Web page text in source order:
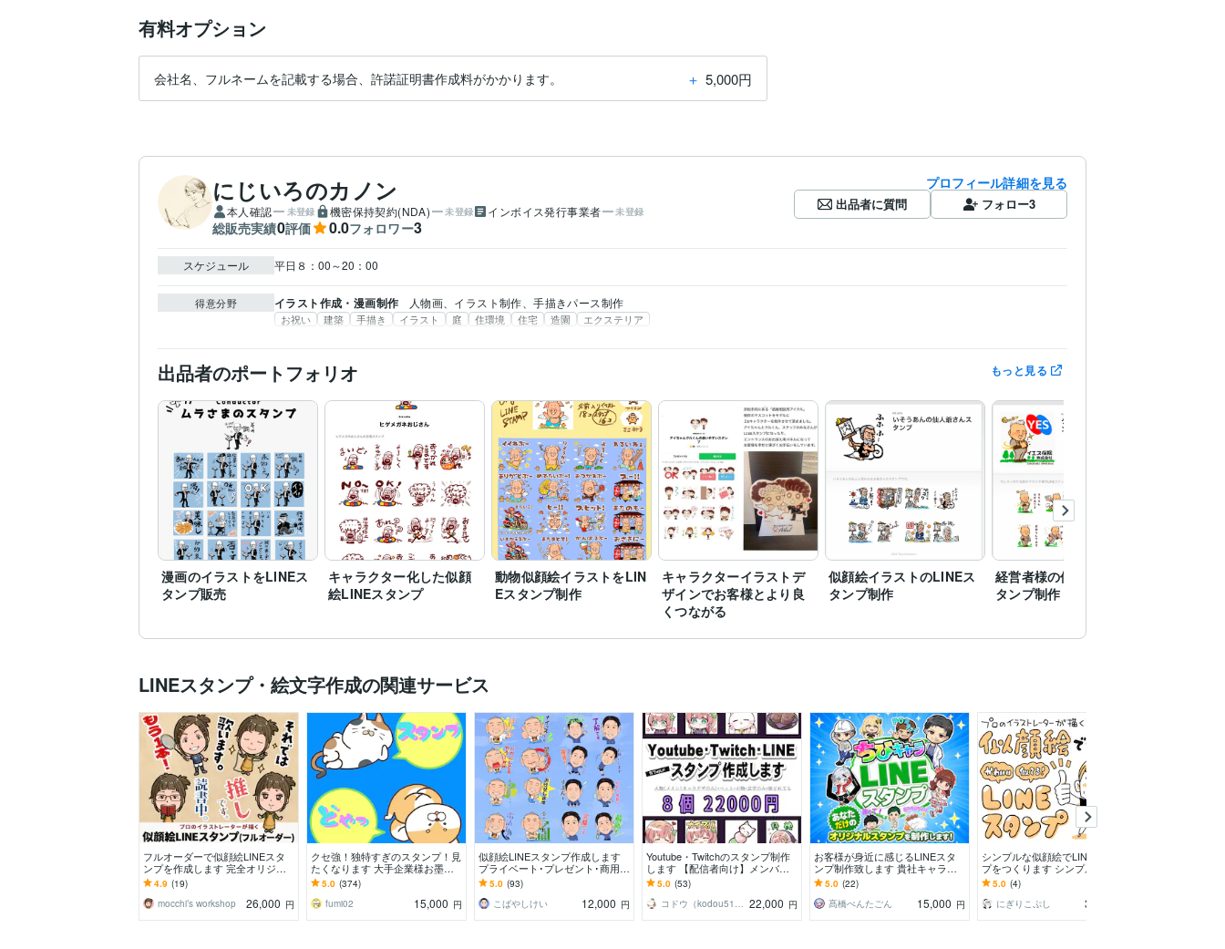
有料オプション
会社名、フルネームを記載する場合、許諾証明書作成料がかかります。 ＋ 5,000円
にじいろのカノン
本人確認 未登録 機密保持契約(NDA) 未登録 インボイス発行事業者 未登録
総販売実績0評価 0.0フォロワー3
プロフィール詳細を見る
出品者に質問 フォロー3
スケジュール 平日８：00～20：00
得意分野 イラスト作成・漫画制作 人物画、イラスト制作、手描きパース制作
お祝い 建築 手描き イラスト 庭 住環境 住宅 造園 エクステリア
出品者のポートフォリオ もっと見る
漫画のイラストをLINEス
タンプ販売
キャラクター化した似顔
絵LINEスタンプ
動物似顔絵イラストをLIN
Eスタンプ制作
キャラクターイラストデ
ザインでお客様とより良
くつながる
似顔絵イラストのLINEス
タンプ制作
経営者様の似顔絵LINEス
タンプ制作
LINEスタンプ・絵文字作成の関連サービス
フルオーダーで似顔絵LINEスタ
ンプを作成します 完全オリジナ
ルのスタンプをプロのイラストレ
ーターが作成します
4.9 (19)
mocchi’s workshop
26,000 円
クセ強！独特すぎのスタンプ！見
たくなります 大手企業様お墨付
きクオリティ！キャラ映え間違い
ナシ！
5.0 (374)
fumi02
15,000 円
似顔絵LINEスタンプ作成します
プライベート･プレゼント･商用な
どに！
5.0 (93)
こばやしけい
12,000 円
Youtube・Twitchのスタンプ制作
します 【配信者向け】メンバー
シップスタンプ・バッチなど
5.0 (53)
コドウ（kodou510） 22,000 円
お客様が身近に感じるLINEスタ
ンプ制作致します 貴社キャラク
ターとお客様が接点になる！！
5.0 (22)
髙橋ぺんたごん
15,000 円
シンプルな似顔絵でLINEスタン
プをつくります シンプルで可愛
い似顔絵でつくるオリジナルのLI
NEスタンプ！
5.0 (4)
にぎりこぷし
30,000